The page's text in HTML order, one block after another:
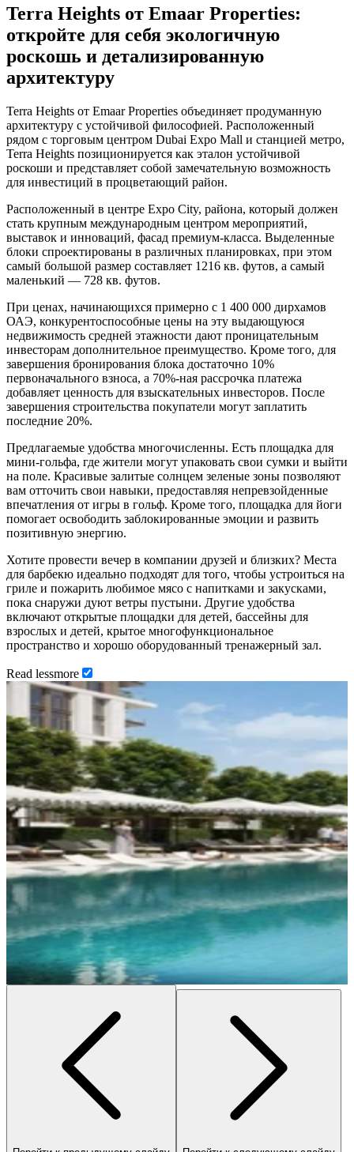
Terra Heights от Emaar Properties:
откройте для себя экологичную
роскошь и детализированную
архитектуру
Terra Heights от Emaar Properties объединяет продуманную
архитектуру с устойчивой философией. Расположенный
рядом с торговым центром Dubai Expo Mall и станцией метро,
Terra Heights позиционируется как эталон устойчивой
роскоши и представляет собой замечательную возможность
для инвестиций в процветающий район.
Расположенный в центре Expo City, района, который должен
стать крупным международным центром мероприятий,
выставок и инноваций, фасад премиум-класса. Выделенные
блоки спроектированы в различных планировках, при этом
самый большой размер составляет 1216 кв. футов, а самый
маленький — 728 кв. футов.
При ценах, начинающихся примерно с 1 400 000 дирхамов
ОАЭ, конкурентоспособные цены на эту выдающуюся
недвижимость средней этажности дают проницательным
инвесторам дополнительное преимущество. Кроме того, для
завершения бронирования блока достаточно 10%
первоначального взноса, а 70%-ная рассрочка платежа
добавляет ценность для взыскательных инвесторов. После
завершения строительства покупатели могут заплатить
последние 20%.
Предлагаемые удобства многочисленны. Есть площадка для
мини-гольфа, где жители могут упаковать свои сумки и выйти
на поле. Красивые залитые солнцем зеленые зоны позволяют
вам отточить свои навыки, предоставляя непревзойденные
впечатления от игры в гольф. Кроме того, площадка для йоги
помогает освободить заблокированные эмоции и развить
позитивную энергию.
Хотите провести вечер в компании друзей и близких? Места
для барбекю идеально подходят для того, чтобы устроиться на
гриле и пожарить любимое мясо с напитками и закусками,
пока снаружи дуют ветры пустыни. Другие удобства
включают открытые площадки для детей, бассейны для
взрослых и детей, крытое многофункциональное
пространство и хорошо оборудованный тренажерный зал.
Read lessmore